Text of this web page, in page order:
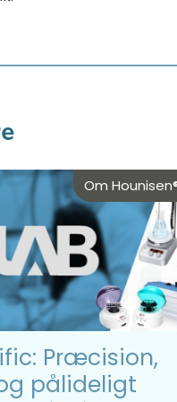
Om
Præcision,
pålideligt